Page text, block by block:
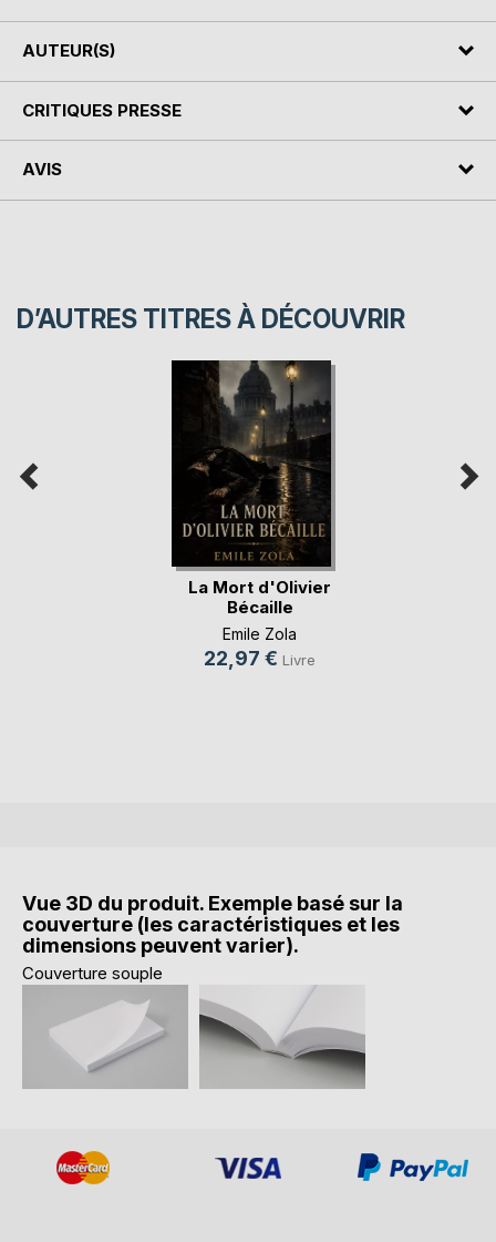
AUTEUR(S)
CRITIQUES PRESSE
AVIS
D’AUTRES TITRES À DÉCOUVRIR
La Mort d'Olivier
Bécaille
Emile Zola
22,97 € Livre
Vue 3D du produit. Exemple basé sur la
couverture (les caractéristiques et les
dimensions peuvent varier).
Couverture souple